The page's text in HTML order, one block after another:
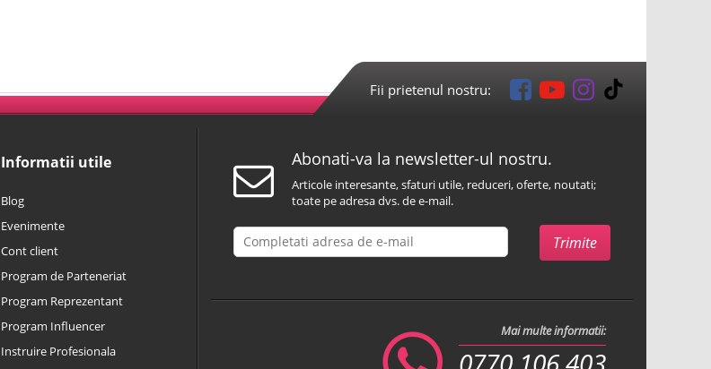
Fii prietenul nostru:
Informatii utile
Blog
Evenimente
Cont client
Program de Parteneriat
Program Reprezentant
Program Influencer
Instruire Profesionala
Abonati-va la newsletter-ul nostru.
Articole interesante, sfaturi utile, reduceri, oferte, noutati;
toate pe adresa dvs. de e-mail.
Mai multe informatii: